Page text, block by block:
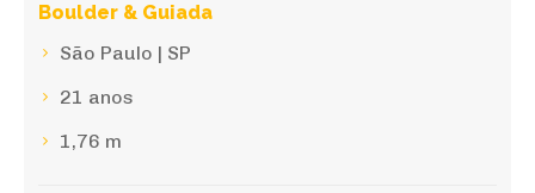
Boulder & Guiada
São Paulo | SP
21 anos
1,76 m